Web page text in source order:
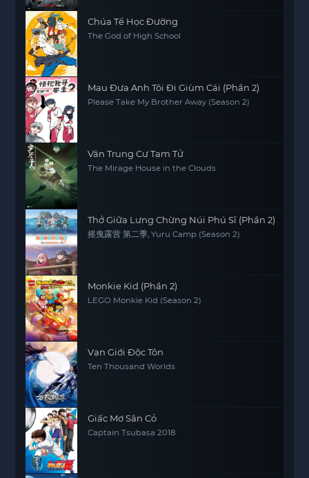
Chúa Tể Học Đường
The God of High School
Mau Đưa Anh Tôi Đi Giùm Cái (Phần 2)
Please Take My Brother Away (Season 2)
Vân Trung Cư Tam Tử
The Mirage House in the Clouds
Thở Giữa Lưng Chừng Núi Phú Sĩ (Phần 2)
摇曳露营 第二季, Yuru Camp (Season 2)
Monkie Kid (Phần 2)
LEGO Monkie Kid (Season 2)
Vạn Giới Độc Tôn
Ten Thousand Worlds
Giấc Mơ Sân Cỏ
Captain Tsubasa 2018